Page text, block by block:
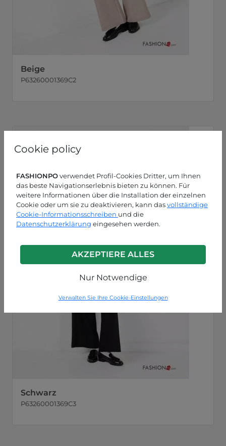
Cookie policy
FASHIONPOverwendet Profil-Cookies Dritter, um Ihnen
das beste Navigationserlebnis bieten zu können. Für
weitere Informationen über die Installation der einzelnen
Cookie oder um sie zu deaktivieren, kann dasvollständige
Cookie-Informationsschreiben und die
Datenschutzerklärung eingesehen werden.
AKZEPTIERE ALLES
Nur Notwendige
Verwalten Sie Ihre Cookie-Einstellungen
Beige
P63260001369C2
Schwarz
P63260001369C3